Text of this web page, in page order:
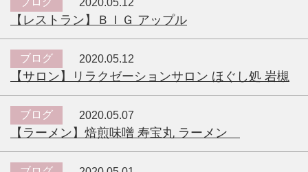
【レストラン】ＢＩＧ アップル
ブログ 2020.05.12
【サロン】リラクゼーションサロン ほぐし処 岩槻
ブログ 2020.05.07
【ラーメン】焙煎味噌 寿宝丸 ラーメン